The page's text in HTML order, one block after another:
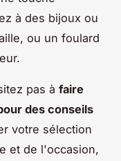
à des bijoux ou
ou un foulard
pas à faire
des conseils
votre sélection
et de l'occasion,